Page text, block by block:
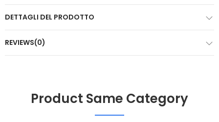
DETTAGLI DEL PRODOTTO
REVIEWS(0)
Product Same Category